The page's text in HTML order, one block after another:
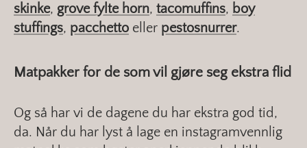
skinke, grove fylte horn, tacomuffins, boy
stuffings, pacchetto eller pestosnurrer.
Matpakker for de som vil gjøre seg ekstra flid
Og så har vi de dagene du har ekstra god tid,
da. Når du har lyst å lage en instagramvennlig